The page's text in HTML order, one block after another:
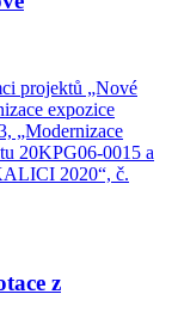
projektů „Nové
expozice
„Modernizace
20KPG06-0015 a
2020“, č.
z